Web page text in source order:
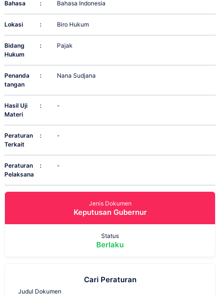
Bahasa : Bahasa Indonesia
Lokasi : Biro Hukum
Bidang
Hukum
: Pajak
Penanda
tangan
: Nana Sudjana
Hasil Uji
Materi
: -
Peraturan
Terkait
: -
Peraturan
Pelaksana
: -
Jenis Dokumen
Keputusan Gubernur
Status
Berlaku
Cari Peraturan
Judul Dokumen